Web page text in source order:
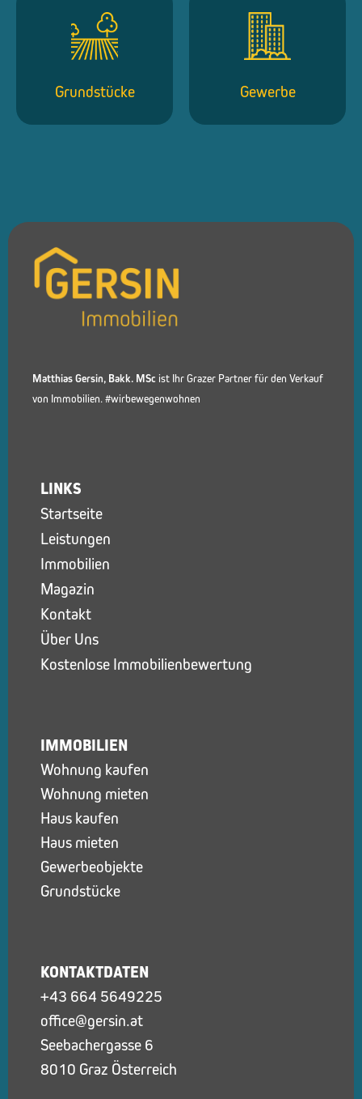
Grundstücke Gewerbe
Matthias Gersin, Bakk. MSc ist Ihr Grazer Partner für den Verkauf
von Immobilien. #wirbewegenwohnen
LINKS
Startseite
Leistungen
Immobilien
Magazin
Kontakt
Über Uns
Kostenlose Immobilienbewertung
IMMOBILIEN
Wohnung kaufen
Wohnung mieten
Haus kaufen
Haus mieten
Gewerbeobjekte
Grundstücke
KONTAKTDATEN
+43 664 5649225
office@gersin.at
Seebachergasse 6
8010 Graz Österreich